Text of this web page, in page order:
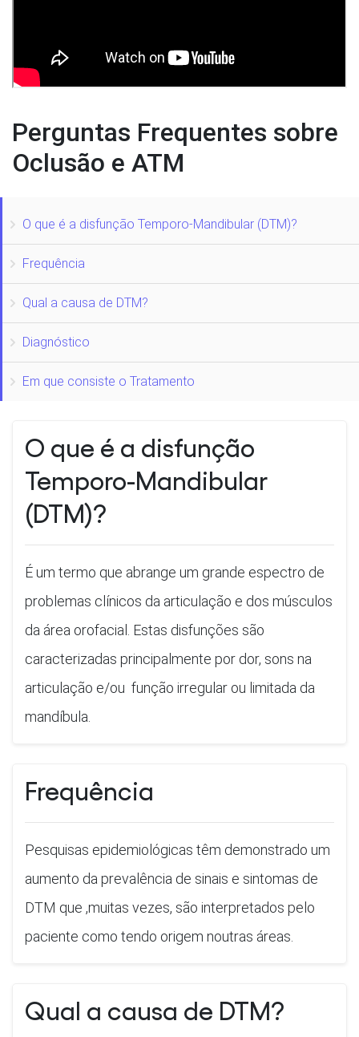
Perguntas Frequentes sobre
Oclusão e ATM
O que é a disfunção Temporo-Mandibular (DTM)?
Frequência
Qual a causa de DTM?
Diagnóstico
Em que consiste o Tratamento
O que é a disfunção
Temporo-Mandibular
(DTM)?
É um termo que abrange um grande espectro de
problemas clínicos da articulação e dos músculos
da área orofacial. Estas disfunções são
caracterizadas principalmente por dor, sons na
articulação e/ou função irregular ou limitada da
mandíbula.
Frequência
Pesquisas epidemiológicas têm demonstrado um
aumento da prevalência de sinais e sintomas de
DTM que ,muitas vezes, são interpretados pelo
paciente como tendo origem noutras áreas.
Qual a causa de DTM?